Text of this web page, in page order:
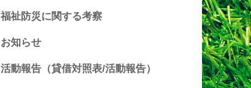
福祉防災に関する考察
お知らせ
活動報告（貸借対照表/活動報告）